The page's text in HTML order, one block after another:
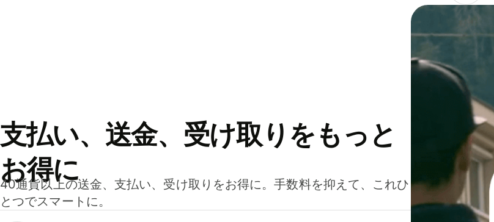
支払い、送金、受け取りをもっと
お得に
40通貨以上の送金、支払い、受け取りをお得に。手数料を抑えて、これひ
とつでスマートに。